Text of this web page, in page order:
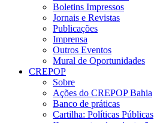
Boletins Impressos
Jornais e Revistas
Publicações
Imprensa
Outros Eventos
Mural de Oportunidades
CREPOP
Sobre
Ações do CREPOP Bahia
Banco de práticas
Cartilha: Políticas Públicas